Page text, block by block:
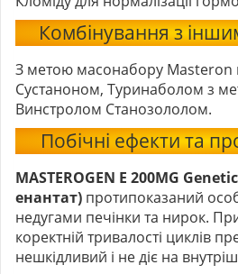
Комбінування з
З метою масонабору Masteron
Сустаноном, Туринаболом з
Винстролом Станозололом.
Побічні ефекти та
MASTEROGEN E 200MG
енантат) протипоказаний
недугами печінки та нирок.
коректній тривалості циклів
нешкідливий і не діє на